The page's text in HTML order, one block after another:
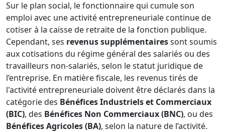
Sur le plan social, le fonctionnaire qui cumule son
emploi avec une activité entrepreneuriale continue de
cotiser à la caisse de retraite de la fonction publique.
Cependant, ses revenus supplémentairessont soumis
aux cotisations du régime général des salariés ou des
travailleurs non-salariés, selon le statut juridique de
l’entreprise. En matière fiscale, les revenus tirés de
l'activité entrepreneuriale doivent être déclarés dans la
catégorie des Bénéfices Industriels et Commerciaux
(BIC), des Bénéfices Non Commerciaux (BNC), ou des
Bénéfices Agricoles (BA), selon la nature de l’activité.